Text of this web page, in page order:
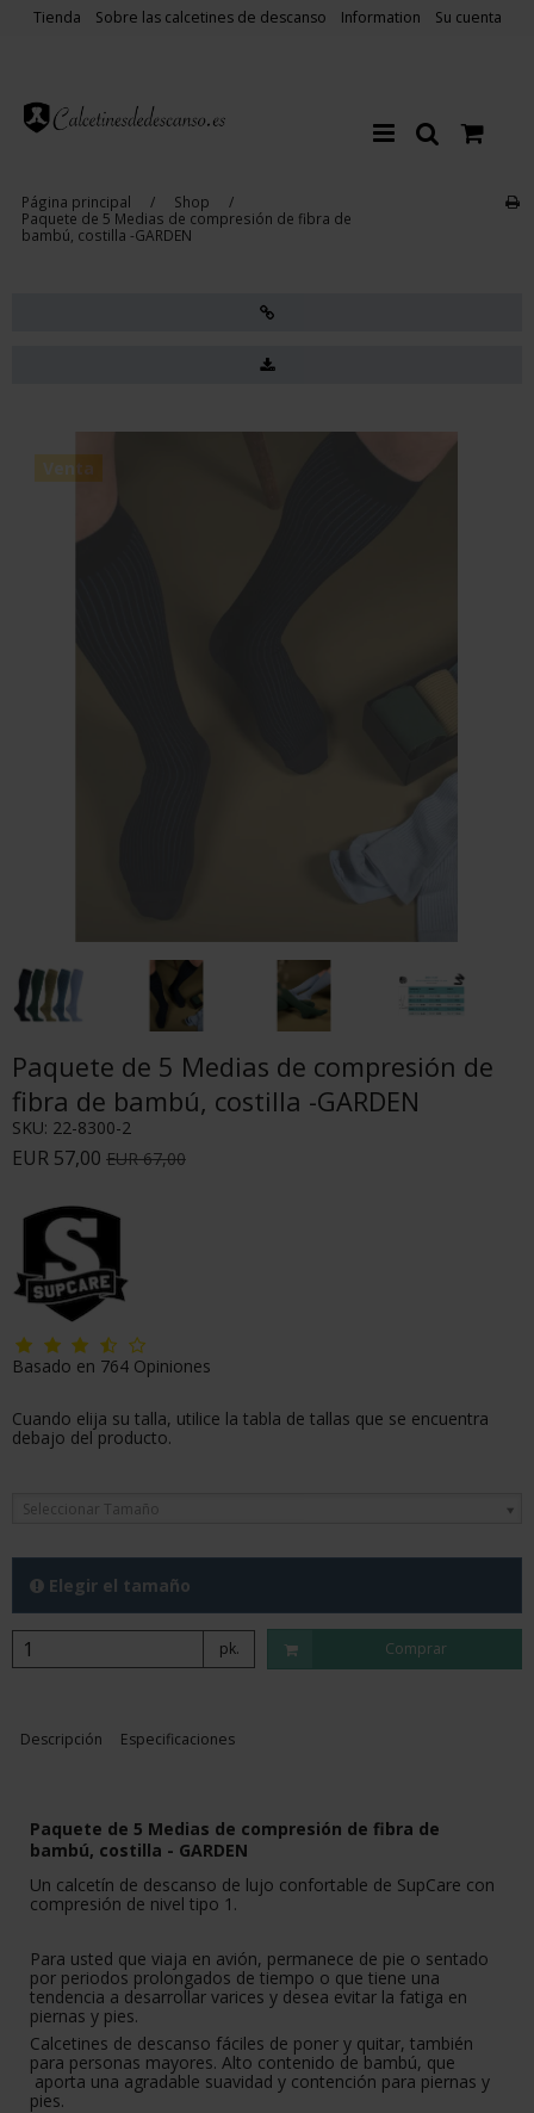
Tienda Sobre las calcetines de descanso Information Su cuenta
Página principal / Shop
/
Paquete de 5 Medias de compresión de fibra de
bambú, costilla -GARDEN
Venta
Paquete de 5 Medias de compresión de
fibra de bambú, costilla -GARDEN
SKU: 22-8300-2
EUR 57,00 EUR 67,00
Basado en 764 Opiniones
Cuando elija su talla, utilice la tabla de tallas que se encuentra
debajo del producto.
Seleccionar Tamaño
Elegir el tamaño
pk. Comprar
Descripción Especificaciones
Paquete de 5 Medias de compresión de fibra de
bambú, costilla - GARDEN
Un calcetín de descanso de lujo confortable de SupCare con
compresión de nivel tipo 1.
Para usted que viaja en avión, permanece de pie o sentado
por periodos prolongados de tiempo o que tiene una
tendencia a desarrollar varices y desea evitar la fatiga en
piernas y pies.
Calcetines de descanso fáciles de poner y quitar, también
para personas mayores. Alto contenido de bambú, que
aporta una agradable suavidad y contención para piernas y
pies.